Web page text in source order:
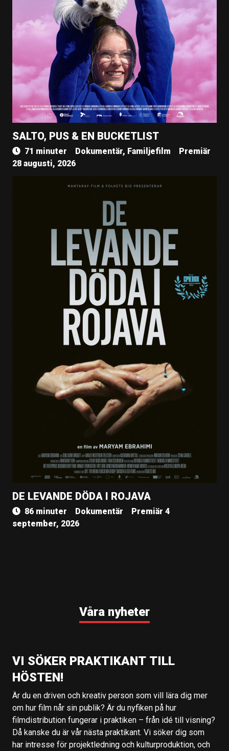
SALTO, PUS & EN BUCKETLIST
71 minuter Dokumentär, Familjefilm
Premiär
28 augusti, 2026
DE LEVANDE DÖDA I ROJAVA
86 minuter Dokumentär
Premiär 4
september, 2026
Våra nyheter
VI SÖKER PRAKTIKANT TILL
HÖSTEN!
Är du en driven och kreativ person som vill lära dig mer
om hur film når sin publik? Är du nyfiken på hur
filmdistribution fungerar i praktiken – från idé till visning?
Då kanske du är vår nästa praktikant. Vi söker dig som
har intresse för projektledning och kulturproduktion, och